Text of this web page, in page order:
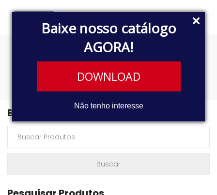
Baixe nosso catálogo
AGORA!
DOWNLOAD
Não tenho interesse
lancamento
Buscar Produtos